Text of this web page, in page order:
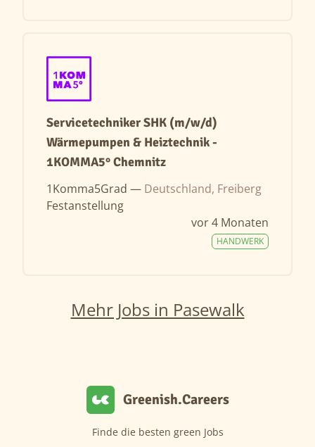
Servicetechniker SHK (m/w/d)
Wärmepumpen & Heiztechnik -
1KOMMA5° Chemnitz
1Komma5Grad — Deutschland, Freiberg
Festanstellung
vor 4 Monaten
HANDWERK
Mehr Jobs in Pasewalk
Greenish.Careers
Finde die besten green Jobs